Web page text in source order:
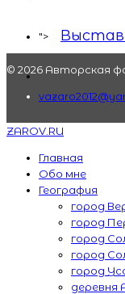
">
© 2026 Авторская
ZAROV.RU
Главная
Обо мне
География
город
город
город
город
город
деревня